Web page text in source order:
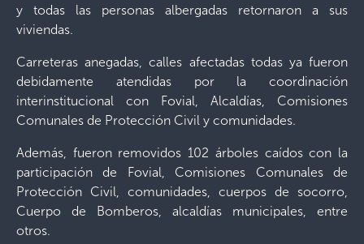
y todas las personas albergadas retornaron a sus
viviendas.
Carreteras anegadas, calles afectadas todas ya fueron
debidamente atendidas por la coordinación
interinstitucional con Fovial, Alcaldías, Comisiones
Comunales de Protección Civil y comunidades.
Además, fueron removidos 102 árboles caídos con la
participación de Fovial, Comisiones Comunales de
Protección Civil, comunidades, cuerpos de socorro,
Cuerpo de Bomberos, alcaldías municipales, entre
otros.